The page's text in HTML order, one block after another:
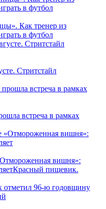
Как тренер из
в футбол
Стритстайл
встреча в рамках
вишня»:
Красный пищевик.